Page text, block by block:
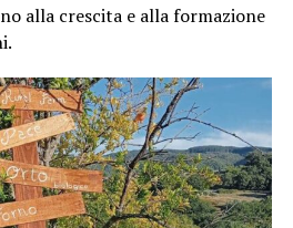
alla crescita e alla formazione